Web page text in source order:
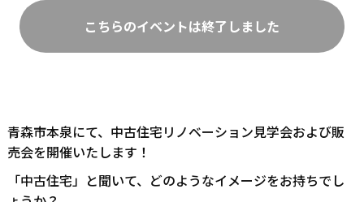
こちらのイベントは終了しました
青森市本泉にて、中古住宅リノベーション見学会および販
売会を開催いたします！
「中古住宅」と聞いて、どのようなイメージをお持ちでし